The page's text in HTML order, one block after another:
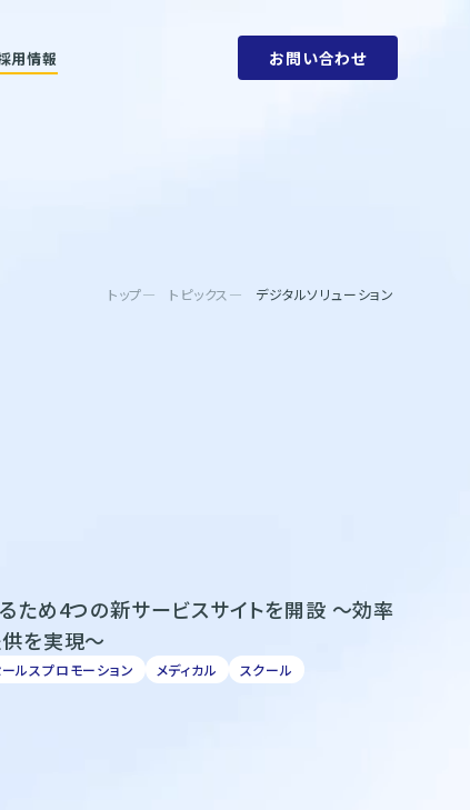
用情報 お問い合わせ
トップ トピックス デジタルソリューション
ため4つの新サービスサイトを開設 ～効率
を実現～
ルスプロモーション メディカル
スクール